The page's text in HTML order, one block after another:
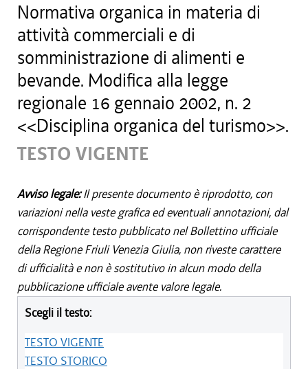
Normativa organica in materia di
attività commerciali e di
somministrazione di alimenti e
bevande. Modifica alla legge
regionale 16 gennaio 2002, n. 2
<<Disciplina organica del turismo>>.
TESTO VIGENTE
Avviso legale:Il presente documento è riprodotto, con
variazioni nella veste grafica ed eventuali annotazioni, dal
corrispondente testo pubblicato nel Bollettino ufficiale
della Regione Friuli Venezia Giulia, non riveste carattere
di ufficialità e non è sostitutivo in alcun modo della
pubblicazione ufficiale avente valore legale.
Scegli il testo:
TESTO VIGENTE
TESTO STORICO